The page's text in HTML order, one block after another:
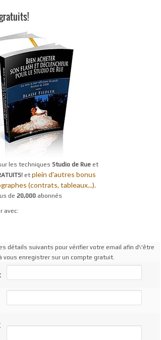
les techniques Studio de Rueet
et plein d'autres bonus
(contrats, tableaux...).
de 20,000abonnés
avec:
détails suivants pour vérifier votre email afin d\'être
vous enregistrer sur un compte gratuit.